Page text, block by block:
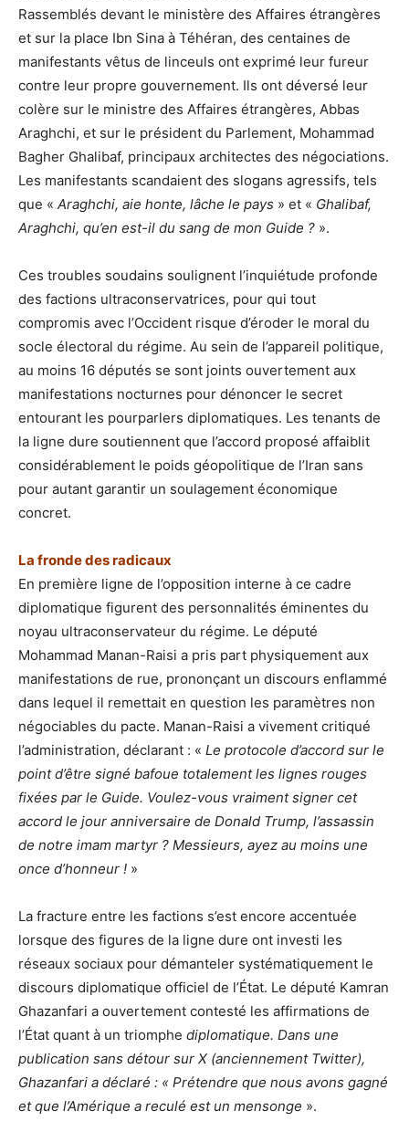
Rassemblés devant le ministère des Affaires étrangères
et sur la place Ibn Sina à Téhéran, des centaines de
manifestants vêtus de linceuls ont exprimé leur fureur
contre leur propre gouvernement. Ils ont déversé leur
colère sur le ministre des Affaires étrangères, Abbas
Araghchi, et sur le président du Parlement, Mohammad
Bagher Ghalibaf, principaux architectes des négociations.
Les manifestants scandaient des slogans agressifs, tels
que « Araghchi, aie honte, lâche le pays » et « Ghalibaf,
Araghchi, qu’en est-il du sang de mon Guide ? ».
Ces troubles soudains soulignent l’inquiétude profonde
des factions ultraconservatrices, pour qui tout
compromis avec l’Occident risque d’éroder le moral du
socle électoral du régime. Au sein de l’appareil politique,
au moins 16 députés se sont joints ouvertement aux
manifestations nocturnes pour dénoncer le secret
entourant les pourparlers diplomatiques. Les tenants de
la ligne dure soutiennent que l’accord proposé affaiblit
considérablement le poids géopolitique de l’Iran sans
pour autant garantir un soulagement économique
concret.
La fronde des radicaux
En première ligne de l’opposition interne à ce cadre
diplomatique figurent des personnalités éminentes du
noyau ultraconservateur du régime. Le député
Mohammad Manan-Raisi a pris part physiquement aux
manifestations de rue, prononçant un discours enflammé
dans lequel il remettait en question les paramètres non
négociables du pacte. Manan-Raisi a vivement critiqué
l’administration, déclarant : « Le protocole d’accord sur le
point d’être signé bafoue totalement les lignes rouges
fixées par le Guide. Voulez-vous vraiment signer cet
accord le jour anniversaire de Donald Trump, l’assassin
de notre imam martyr ? Messieurs, ayez au moins une
once d’honneur ! »
La fracture entre les factions s’est encore accentuée
lorsque des figures de la ligne dure ont investi les
réseaux sociaux pour démanteler systématiquement le
discours diplomatique officiel de l’État. Le député Kamran
Ghazanfari a ouvertement contesté les affirmations de
l’État quant à un triomphe diplomatique. Dans une
publication sans détour sur X (anciennement Twitter),
Ghazanfari a déclaré : « Prétendre que nous avons gagné
et que l’Amérique a reculé est un mensonge ».